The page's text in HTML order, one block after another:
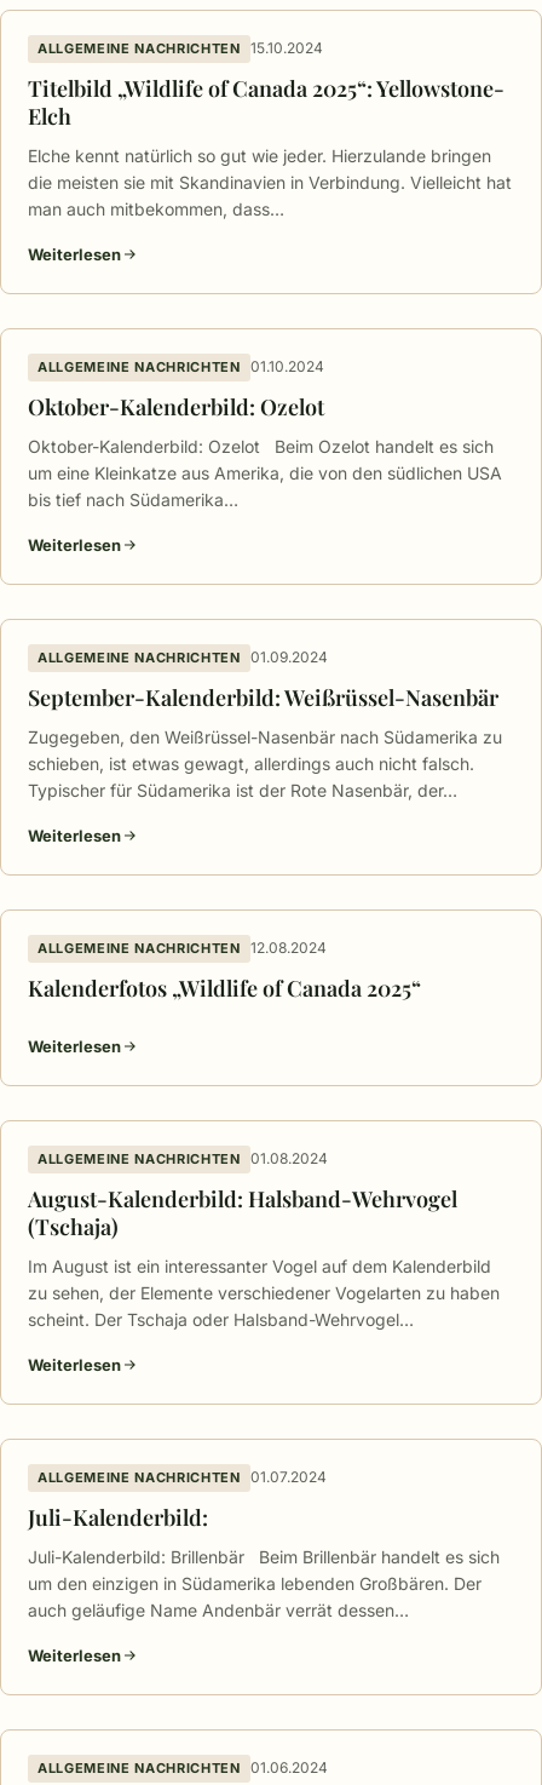
ALLGEMEINE NACHRICHTEN 15.10.2024
Titelbild „Wildlife of Canada 2025“: Yellowstone-
Elch
Elche kennt natürlich so gut wie jeder. Hierzulande bringen
die meisten sie mit Skandinavien in Verbindung. Vielleicht hat
man auch mitbekommen, dass…
Weiterlesen
ALLGEMEINE NACHRICHTEN 01.10.2024
Oktober-Kalenderbild: Ozelot
Oktober-Kalenderbild: Ozelot Beim Ozelot handelt es sich
um eine Kleinkatze aus Amerika, die von den südlichen USA
bis tief nach Südamerika…
Weiterlesen
ALLGEMEINE NACHRICHTEN 01.09.2024
September-Kalenderbild: Weißrüssel-Nasenbär
Zugegeben, den Weißrüssel-Nasenbär nach Südamerika zu
schieben, ist etwas gewagt, allerdings auch nicht falsch.
Typischer für Südamerika ist der Rote Nasenbär, der…
Weiterlesen
ALLGEMEINE NACHRICHTEN 12.08.2024
Kalenderfotos „Wildlife of Canada 2025“
Weiterlesen
ALLGEMEINE NACHRICHTEN 01.08.2024
August-Kalenderbild: Halsband-Wehrvogel
(Tschaja)
Im August ist ein interessanter Vogel auf dem Kalenderbild
zu sehen, der Elemente verschiedener Vogelarten zu haben
scheint. Der Tschaja oder Halsband-Wehrvogel…
Weiterlesen
ALLGEMEINE NACHRICHTEN 01.07.2024
Juli-Kalenderbild:
Juli-Kalenderbild: Brillenbär Beim Brillenbär handelt es sich
um den einzigen in Südamerika lebenden Großbären. Der
auch geläufige Name Andenbär verrät dessen…
Weiterlesen
ALLGEMEINE NACHRICHTEN 01.06.2024